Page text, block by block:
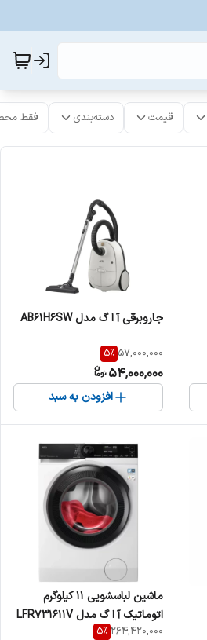
قیمت دسته‌بندی فقط
جاروبرقی آ ا گ مدل AB61H6SW
57,000,000
5%
54,000,000
افزودن به سبد
ماشین لباسشویی 11 کیلوگرم
اتوماتیک آ ا گ مدل LFR731611V
264,420,000
5%